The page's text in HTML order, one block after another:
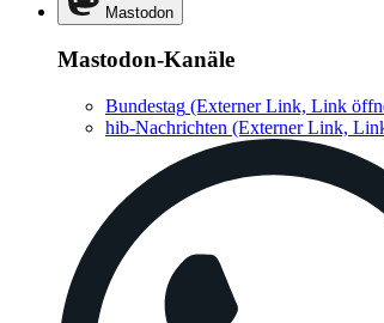
Mastodon
Mastodon-Kanäle
Bundestag (Externer Link, Link
hib-Nachrichten (Externer Link,